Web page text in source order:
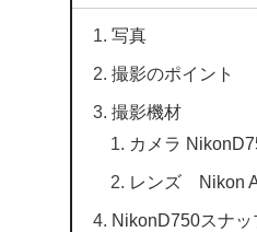
写真
撮影のポイント
撮影機材
カメラ
レンズ Nikon
NikonD750スナ